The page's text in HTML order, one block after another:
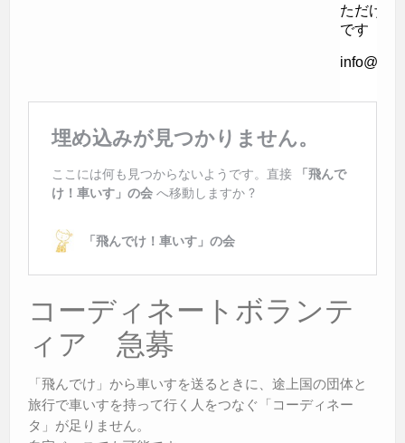
コーディネートボランテ
ィア 急募
「飛んでけ」から車いすを送るときに、途上国の団体と
旅行で車いすを持って行く人をつなぐ「コーディネー
タ」が足りません。